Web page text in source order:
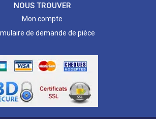
NOUS TROUVER
Mon compte
de demande de pièce